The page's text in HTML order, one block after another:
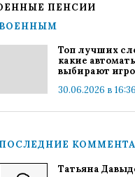
ПЕНСИИ
ВОЕННЫМ
Топ лучших
какие
выбирают
30.06.2026 в 16:36
ПОСЛЕДНИЕ
Татьяна